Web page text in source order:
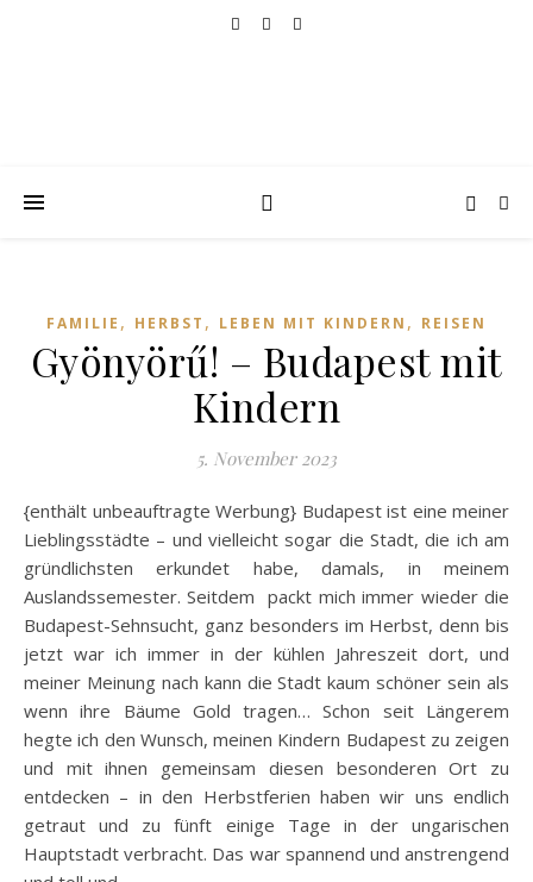
FAMILIE , HERBST , LEBEN MIT KINDERN , REISEN
Gyönyörű! – Budapest mit
Kindern
5. November 2023
{enthält unbeauftragte Werbung} Budapest ist eine meiner
Lieblingsstädte – und vielleicht sogar die Stadt, die ich am
gründlichsten erkundet habe, damals, in meinem
Auslandssemester. Seitdem packt mich immer wieder die
Budapest-Sehnsucht, ganz besonders im Herbst, denn bis
jetzt war ich immer in der kühlen Jahreszeit dort, und
meiner Meinung nach kann die Stadt kaum schöner sein als
wenn ihre Bäume Gold tragen… Schon seit Längerem
hegte ich den Wunsch, meinen Kindern Budapest zu zeigen
und mit ihnen gemeinsam diesen besonderen Ort zu
entdecken – in den Herbstferien haben wir uns endlich
getraut und zu fünft einige Tage in der ungarischen
Hauptstadt verbracht. Das war spannend und anstrengend